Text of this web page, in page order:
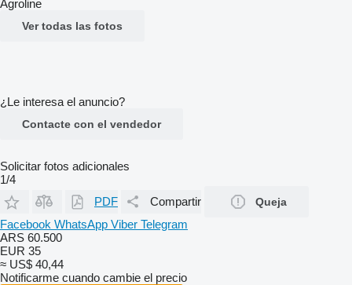
Ver todas las fotos
¿Le interesa el anuncio?
Contacte con el vendedor
Solicitar fotos adicionales
1/4
PDF
Compartir Queja
Facebook WhatsApp Viber Telegram
ARS 60.500
EUR 35
≈ US$ 40,44
Notificarme cuando cambie el precio